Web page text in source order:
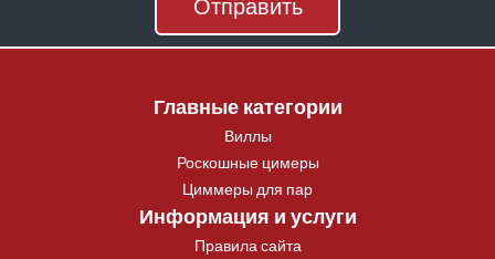
Главные категории
Виллы
Роскошные цимеры
Циммеры для пар
Информация и услуги
Правила сайта